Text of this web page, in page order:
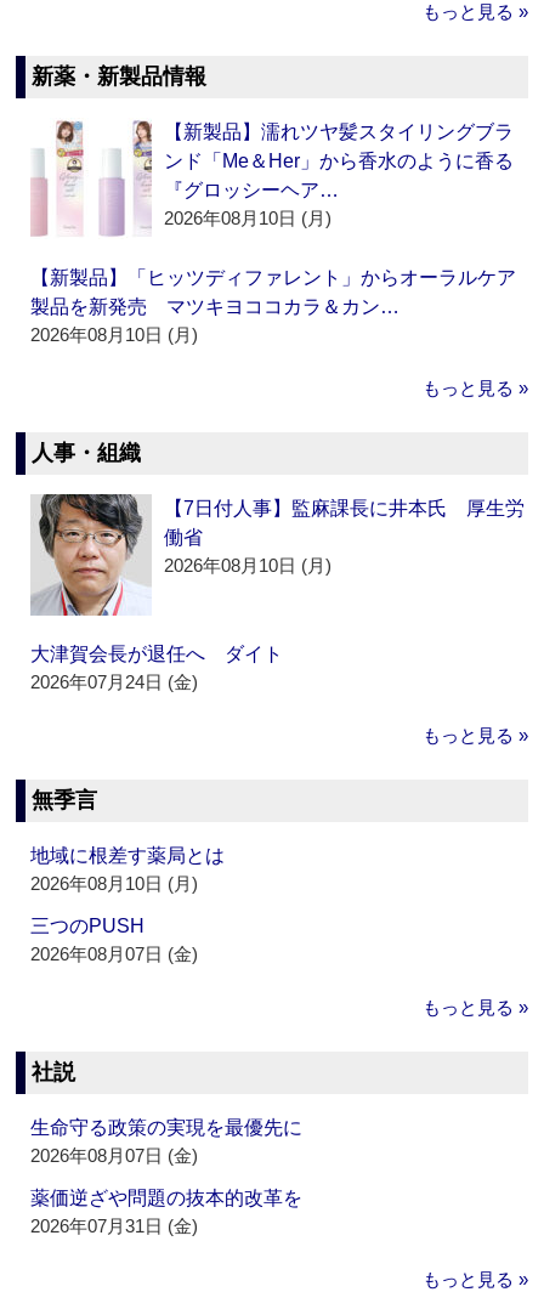
もっと見る »
新薬・新製品情報
【新製品】濡れツヤ髪スタイリングブラ
ンド「Me＆Her」から香水のように香る
『グロッシーヘア…
2026年08月10日 (月)
【新製品】「ヒッツディファレント」からオーラルケア
製品を新発売 マツキヨココカラ＆カン…
2026年08月10日 (月)
もっと見る »
人事・組織
【7日付人事】監麻課長に井本氏 厚生労
働省
2026年08月10日 (月)
大津賀会長が退任へ ダイト
2026年07月24日 (金)
もっと見る »
無季言
地域に根差す薬局とは
2026年08月10日 (月)
三つのPUSH
2026年08月07日 (金)
もっと見る »
社説
生命守る政策の実現を最優先に
2026年08月07日 (金)
薬価逆ざや問題の抜本的改革を
2026年07月31日 (金)
もっと見る »